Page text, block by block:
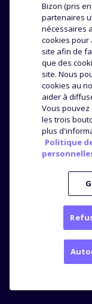
EXPERTISE
Méthodologie
Distribution
Analyse produit
ENTREPRISE
L’agence
Nos offres
Politique de
2026145
Bizon (pris
partenaires
nécessaires
cookies pour
site afin de
que des
site. Nous
cookies au
aider à
Vous
les trois
plus
Politique